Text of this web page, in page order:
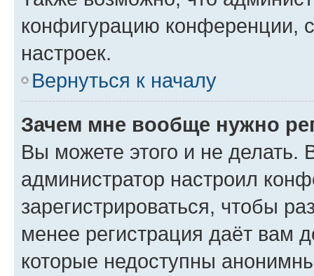
конфигурацию конференции,
настроек.
Вернуться к началу
Зачем мне вообще нужно
Вы можете этого и не делать.
администратор настроил
зарегистрироваться, чтобы
менее регистрация даёт вам
которые недоступны